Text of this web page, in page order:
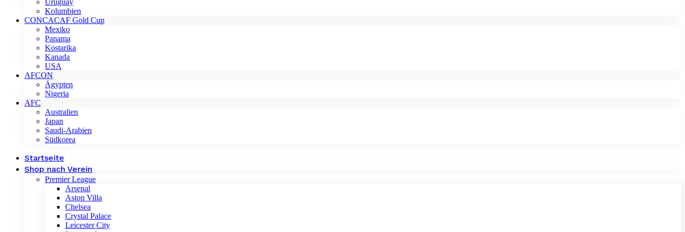
Uruguay
Kolumbien
CONCACAF Gold Cup
Mexiko
Panama
Kostarika
Kanada
USA
AFCON
Ägypten
Nigeria
AFC
Australien
Japan
Saudi-Arabien
Südkorea
Startseite
Shop nach Verein
Premier League
Arsenal
Aston Villa
Chelsea
Crystal Palace
Leicester City